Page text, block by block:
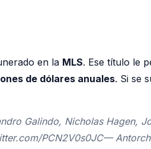
en la MLS. Ese título le
de dólares anuales. Si se
Galindo, Nicholas Hagen,
PCN2V0s0JC—